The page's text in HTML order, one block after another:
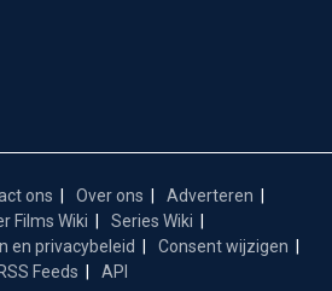
ons Over ons
Adverteren
Films Wiki
Series Wiki
en privacybeleid
Consent wijzigen
Feeds
API